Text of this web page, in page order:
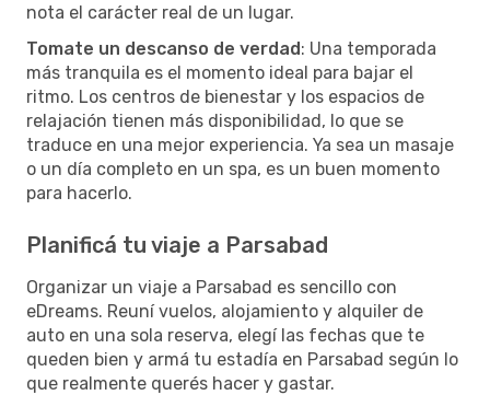
nota el carácter real de un lugar.
Tomate un descanso de verdad: Una temporada
más tranquila es el momento ideal para bajar el
ritmo. Los centros de bienestar y los espacios de
relajación tienen más disponibilidad, lo que se
traduce en una mejor experiencia. Ya sea un masaje
o un día completo en un spa, es un buen momento
para hacerlo.
Planificá tu viaje a Parsabad
Organizar un viaje a Parsabad es sencillo con
eDreams. Reuní vuelos, alojamiento y alquiler de
auto en una sola reserva, elegí las fechas que te
queden bien y armá tu estadía en Parsabad según lo
que realmente querés hacer y gastar.